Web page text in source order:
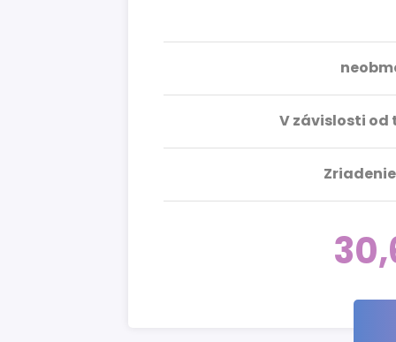
V závislosti od